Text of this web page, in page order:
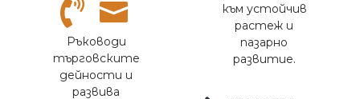
Ръководи
търговските
дейности и
развива
към устойчив
растеж и
пазарно
развитие.